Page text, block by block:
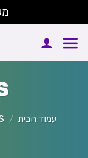
to
עמוד הבית /